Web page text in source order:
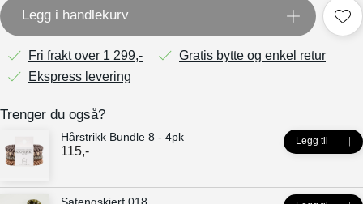
Legg i handlekurv
Fri frakt over 1 299,-
Gratis bytte og enkel retur
Ekspress levering
Trenger du også?
Hårstrikk Bundle 8 - 4pk
115,-
Legg til